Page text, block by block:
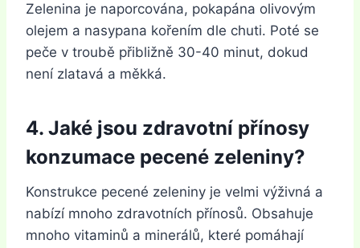
Zelenina je naporcována, pokapána olivovým
olejem a nasypana kořením dle chuti. Poté se
peče v troubě přibližně 30-40 minut, dokud
není zlatavá a měkká.
4. Jaké jsou zdravotní přínosy
konzumace pecené zeleniny?
Konstrukce pecené zeleniny je velmi výživná a
nabízí mnoho zdravotních přínosů. Obsahuje
mnoho vitaminů a minerálů, které pomáhají